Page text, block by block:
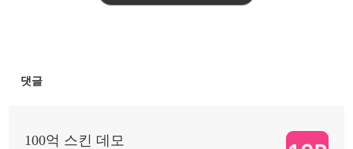
댓글
100억 스킨 데모